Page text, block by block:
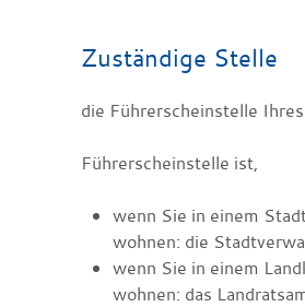
Zuständige Stelle
die Führerscheinstelle
Führerscheinstelle ist,
wenn Sie in einem
wohnen: die
wenn Sie in einem
wohnen: das